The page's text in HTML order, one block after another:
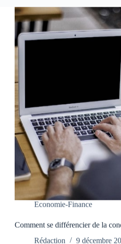
Economie-Finance
Comment se différencier de la
Rédaction
9 décembre